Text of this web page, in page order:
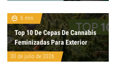
6 min
Top 10 De Cepas De Cannabis
Feminizadas Para Exterior
30 de julio de 2026